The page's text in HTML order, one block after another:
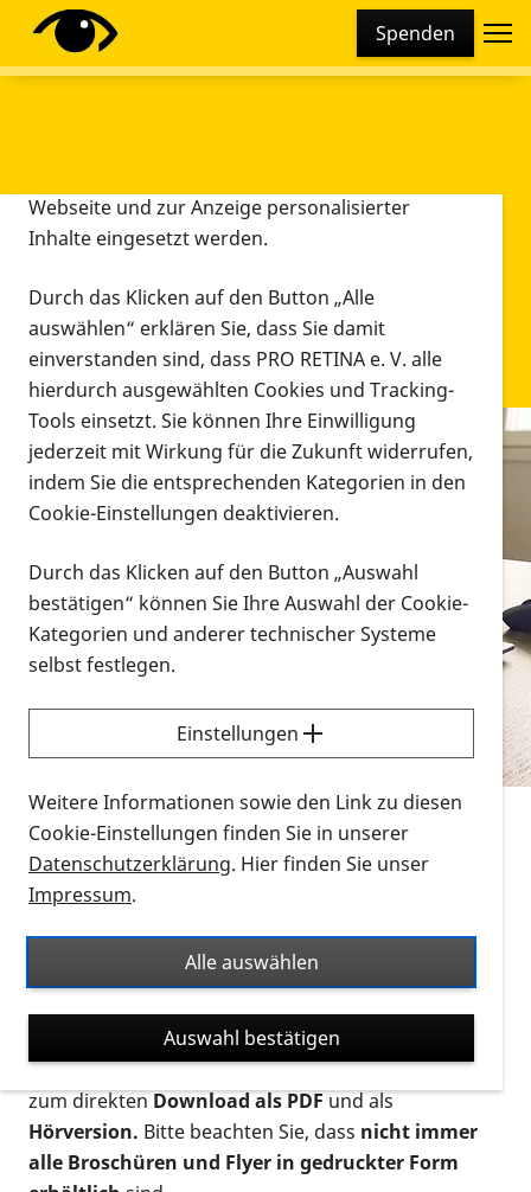
Spenden
Infomaterial
Infomaterial
Vorlesen
Alle Infomaterialien in verschiedenen
Formaten an einem Ort
Sie möchten wissen, wie Sie nach Infonmaterial
suchen und dieses bestellen bzw. herunterladen
können? Schauen Sie sich dieErklärvideos zum
Thema Infomaterial auf der PRO RETINA-Website
für blinde und sehbehinderte Menschen an.
Auf dieser Seite finden Sie sämtliches Infomaterial
Ort. Nutzen Sie den Formatfilter, um ausschließlich
nach Flyern und Broschüren, Audios oder Videos zu
suchen. Die meisten Flyer und Broschüren werden in
verschiedenen Formaten angeboten: zur
postalischen Bestellung als gedruckte Variante
zum direktenDownload als PDFund als
Hörversion. Bitte beachten Sie, dass nicht immer
alle Broschüren und Flyer in gedruckter Form
Diese Webseite setzt verschiedene Cookies und
Tracking-Tools ein. Dies beinhaltet Cookies und
Webseite und zur Anzeige personalisierter
Inhalte eingesetzt werden.
Durch das Klicken auf den Button „Alle
auswählen“ erklären Sie, dass Sie damit
einverstanden sind, dass PRO RETINA e. V. alle
hierdurch ausgewählten Cookies und Tracking-
Tools einsetzt. Sie können Ihre Einwilligung
jederzeit mit Wirkung für die Zukunft widerrufen,
indem Sie die entsprechenden Kategorien in den
Cookie-Einstellungen deaktivieren.
Durch das Klicken auf den Button „Auswahl
bestätigen“ können Sie Ihre Auswahl der Cookie-
Kategorien und anderer technischer Systeme
selbst festlegen.
Einstellungen
Weitere Informationen sowie den Link zu diesen
Cookie-Einstellungen finden Sie in unserer
Datenschutzerklärung. Hier finden Sie unser
Impressum.
Alle auswählen
Auswahl bestätigen